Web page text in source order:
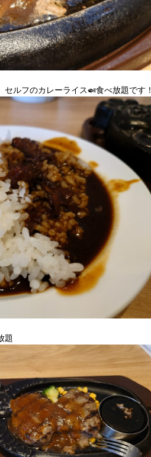
ルフのカレーライス🍛食べ放題です！
題